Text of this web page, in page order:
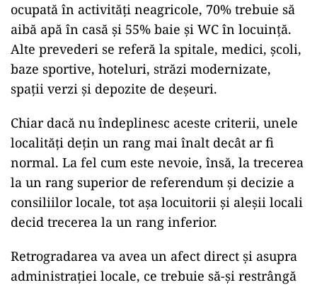
ocupată în activități neagricole, 70% trebuie să
aibă apă în casă și 55% baie și WC în locuință.
Alte prevederi se referă la spitale, medici, școli,
baze sportive, hoteluri, străzi modernizate,
spații verzi și depozite de deșeuri.
Chiar dacă nu îndeplinesc aceste criterii, unele
localități dețin un rang mai înalt decât ar fi
normal. La fel cum este nevoie, însă, la trecerea
la un rang superior de referendum și decizie a
consiliilor locale, tot așa locuitorii și aleșii locali
decid trecerea la un rang inferior.
Retrogradarea va avea un afect direct și asupra
administrației locale, ce trebuie să-și restrângă